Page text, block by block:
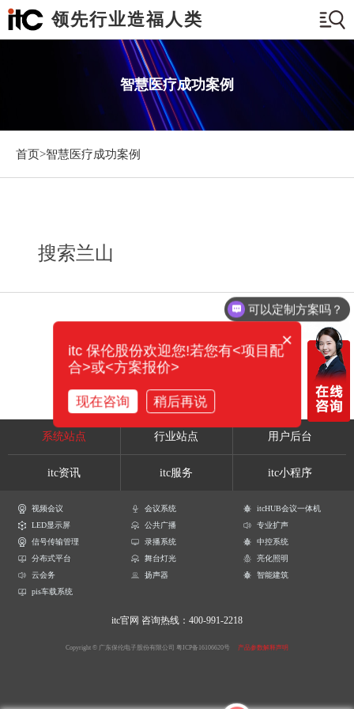
领先行业造福人类
智慧医疗成功案例
首页>智慧医疗成功案例
搜索兰山
系统站点 行业站点 用户后台
itc资讯 itc服务 itc小程序
视频会议 会议系统
itcHUB会议一体机
LED显示屏
公共广播
专业扩声
信号传输管理
录播系统
中控系统
分布式平台
舞台灯光
亮化照明
云会务
扬声器
智能建筑
pis车载系统
itc官网 咨询热线：400-991-2218
Copyright © 广东保伦电子股份有限公司 粤ICP备16106620号 产品参数解释声明
可以定制方案吗？
你们电话多少？
×
itc 保伦股份欢迎您!若您有<项目配
合>或<方案报价>
现在咨询 稍后再说